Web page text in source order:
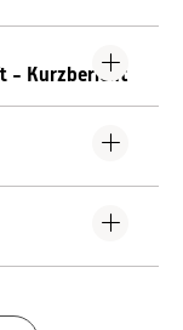
- Kurzbericht